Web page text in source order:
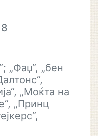
„Фаџ“, „бен
„Моќта на
„Принц